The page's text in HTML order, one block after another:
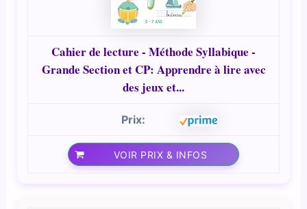
Cahier de lecture - Méthode Syllabique -
Grande Section et CP: Apprendre à lire avec
des jeux et...
VOIR PRIX & INFOS